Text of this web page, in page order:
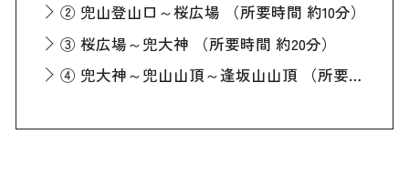
② 兜山登山口～桜広場 （所要時間 約10分）
③ 桜広場～兜大神 （所要時間 約20分）
④ 兜大神～兜山山頂～逢坂山山頂 （所要時間 約60分）